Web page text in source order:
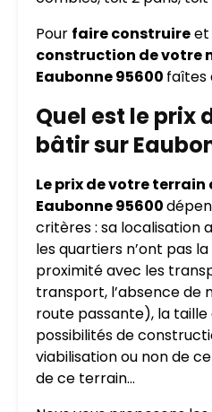
Pour faire construireet
construction de votre
Eaubonne 95600 faîtes
Quel est le prix
bâtir sur
Le prix de votre
Eaubonne 95600
critères : sa localisation
les quartiers n’ont pas
proximité avec les
transport, l’absence de
route passante), la taille
possibilités de
viabilisation ou non de
de ce terrain…